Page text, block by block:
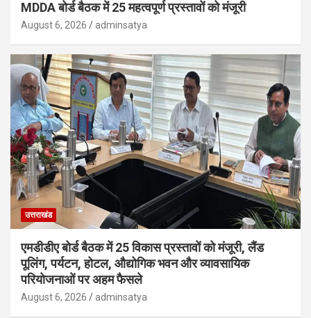
MDDA बोर्ड बैठक में 25 महत्वपूर्ण प्रस्तावों को मंजूरी
August 6, 2026 adminsatya
उत्तराखंड
एमडीडीए बोर्ड बैठक में 25 विकास प्रस्तावों को मंजूरी, लैंड
पूलिंग, पर्यटन, होटल, औद्योगिक भवन और व्यावसायिक
परियोजनाओं पर अहम फैसले
August 6, 2026 adminsatya